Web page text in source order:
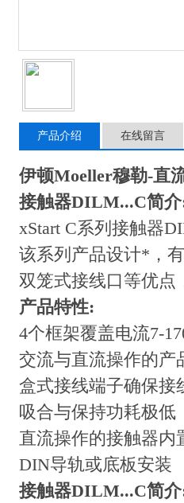
产品介绍 在线留言
伊顿Moeller穆勒-直
接触器DILM...C简
xStart C系列接触器
该系列产品设计*，
双笼式接线口等优点
产品特性:
4个框架覆盖电流7-
交流与直流操作的
盒式接线端子确保
吸合与保持功耗极
直流操作的接触器
DIN导轨或底板安装
接触器DILM...C简